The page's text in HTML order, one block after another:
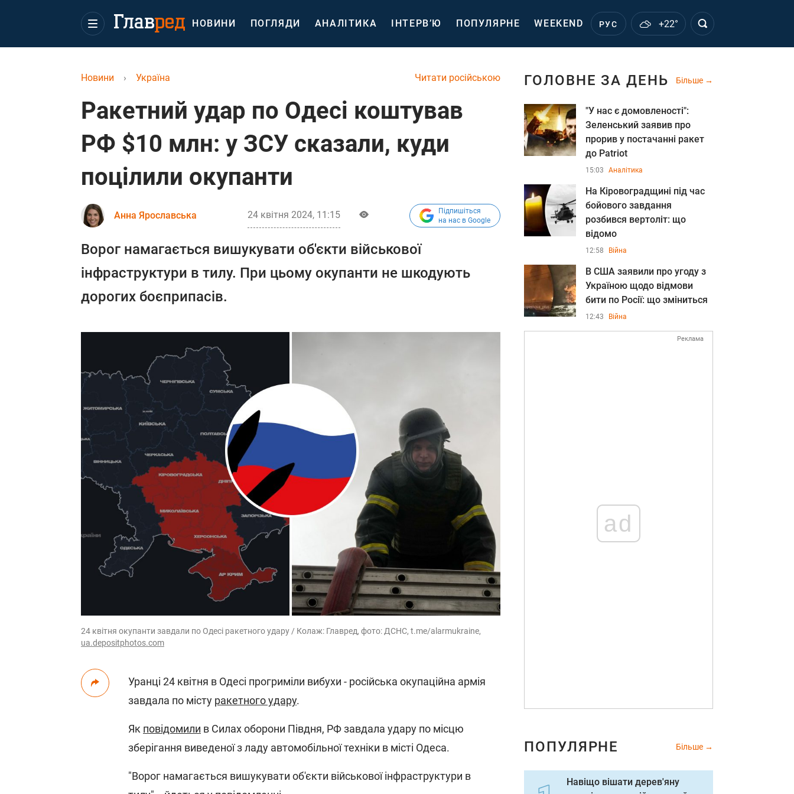
НОВИНИ ПОГЛЯДИ АНАЛІТИКА ІНТЕРВ’Ю ПОПУЛЯРНЕ WEEKEND РУС +22°
Читати російською
Новини › Україна
Ракетний удар по Одесі коштував
РФ $10 млн: у ЗСУ сказали, куди
поцілили окупанти
Анна Ярославська 24 квітня 2024, 11:15
Підпишіться
на нас в Google
Ворог намагається вишукувати об'єкти військової
інфраструктури в тилу. При цьому окупанти не шкодують
дорогих боєприпасів.
24 квітня окупанти завдали по Одесі ракетного удару / Колаж: Главред, фото: ДСНС, t.me/alarmukraine,
ua.depositphotos.com
Уранці 24 квітня в Одесі прогриміли вибухи - російська окупаційна армія
завдала по місту ракетного удару.
Як повідомили в Силах оборони Півдня, РФ завдала удару по місцю
зберігання виведеної з ладу автомобільної техніки в місті Одеса.
"Ворог намагається вишукувати об'єкти військової інфраструктури в
ГОЛОВНЕ ЗА ДЕНЬ Більше
"У нас є домовленості":
Зеленський заявив про
прорив у постачанні ракет
до Patriot
15:03 Аналітика
На Кіровоградщині під час
бойового завдання
розбився вертоліт: що
відомо
12:58 Війна
В США заявили про угоду з
Україною щодо відмови
бити по Росії: що зміниться
12:43 Війна
Реклама
ad
ПОПУЛЯРНЕ Більше
Навіщо вішати дерев'яну